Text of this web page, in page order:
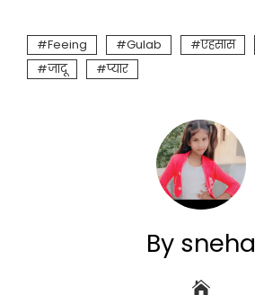
Feeing Gulab एहसास
जादू
प्यार
By sneha